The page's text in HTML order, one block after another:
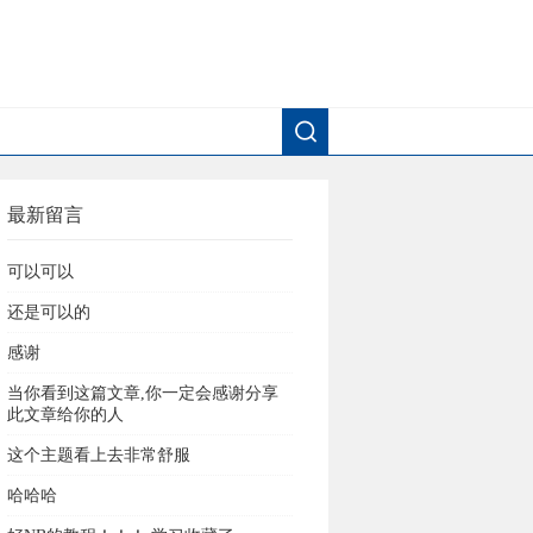
最新留言
可以可以
还是可以的
感谢
当你看到这篇文章,你一定会感谢分享
此文章给你的人
这个主题看上去非常舒服
哈哈哈